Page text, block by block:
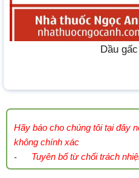
Dầu
Hãy báo cho chúng tôi tại đây
không chính xác
- Tuyên bố từ chối trách